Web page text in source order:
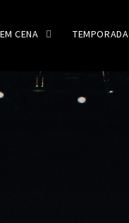
EM CENA TEMPORADA